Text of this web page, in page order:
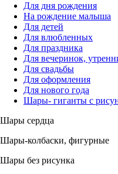
Для дня рождения
На рождение малыша
Для детей
Для влюбленных
Для праздника
Для вечеринок,
Для свадьбы
Для оформления
Для нового года
Шары- гиганты с
Шары сердца
Шары-колбаски, фигурные
Шары без рисунка